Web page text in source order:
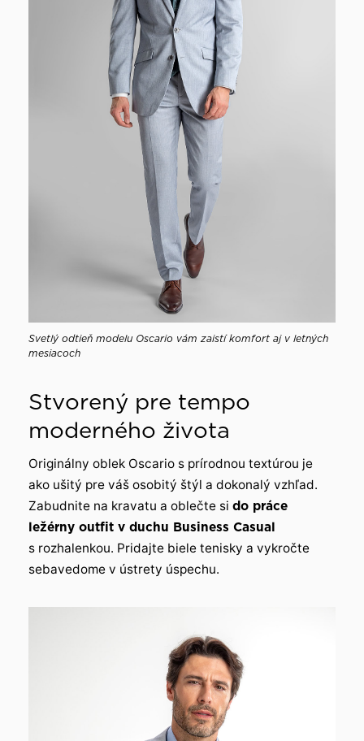
Svetlý odtieň modelu Oscario vám zaistí komfort aj v letných
mesiacoch
Stvorený pre tempo
moderného života
Originálny oblek Oscario s prírodnou textúrou je
ako ušitý pre váš osobitý štýl a dokonalý vzhľad.
Zabudnite na kravatu a oblečte si do práce
ležérny outfit v duchu Business Casual
s rozhalenkou. Pridajte biele tenisky a vykročte
sebavedome v ústrety úspechu.